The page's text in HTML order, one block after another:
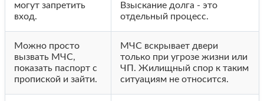
могут запретить
вход.
Взыскание долга - это
отдельный процесс.
Можно просто
вызвать МЧС,
показать паспорт с
пропиской и зайти.
МЧС вскрывает двери
только при угрозе жизни или
ЧП. Жилищный спор к таким
ситуациям не относится.